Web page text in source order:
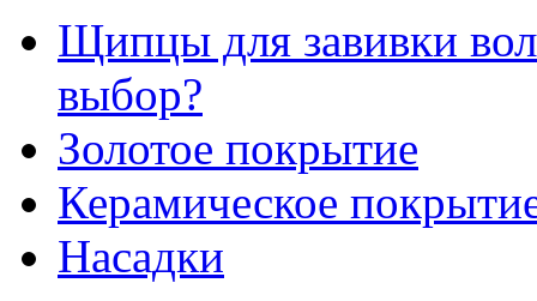
Щипцы для завивки
выбор?
Золотое покрытие
Керамическое
Насадки